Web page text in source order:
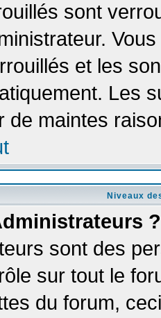
sont
et les
Les
de maintes
Niveaux
?
sont des
sur tout le
du forum,